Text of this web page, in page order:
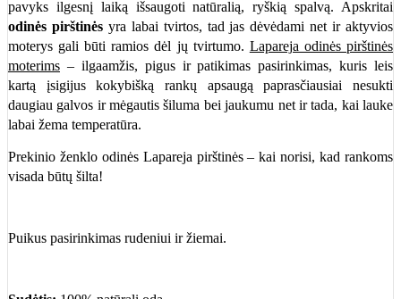
pavyks ilgesnį laiką išsaugoti natūralią, ryškią spalvą. Apskritai
odinės pirštinėsyra labai tvirtos, tad jas dėvėdami net ir aktyvios
moterys gali būti ramios dėl jų tvirtumo. Lapareja odinės pirštinės
moterims – ilgaamžis, pigus ir patikimas pasirinkimas, kuris leis
kartą įsigijus kokybišką rankų apsaugą paprasčiausiai nesukti
daugiau galvos ir mėgautis šiluma bei jaukumu net ir tada, kai lauke
labai žema temperatūra.
Prekinio ženklo odinės Lapareja pirštinės – kai norisi, kad rankoms
visada būtų šilta!
Puikus pasirinkimas rudeniui ir žiemai.